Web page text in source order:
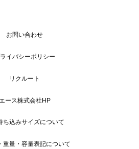
お問い合わせ
イバシーポリシー
リクルート
エース株式会社HP
ち込みサイズについて
重量・容量表記について